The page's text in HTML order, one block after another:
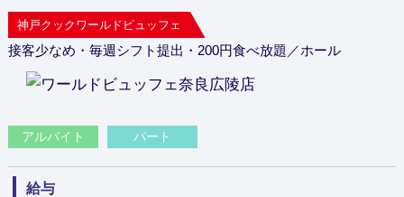
神戸クックワールドビュッフェ
接客少なめ・毎週シフト提出・200円食べ放題／ホール
アルバイト パート
給与